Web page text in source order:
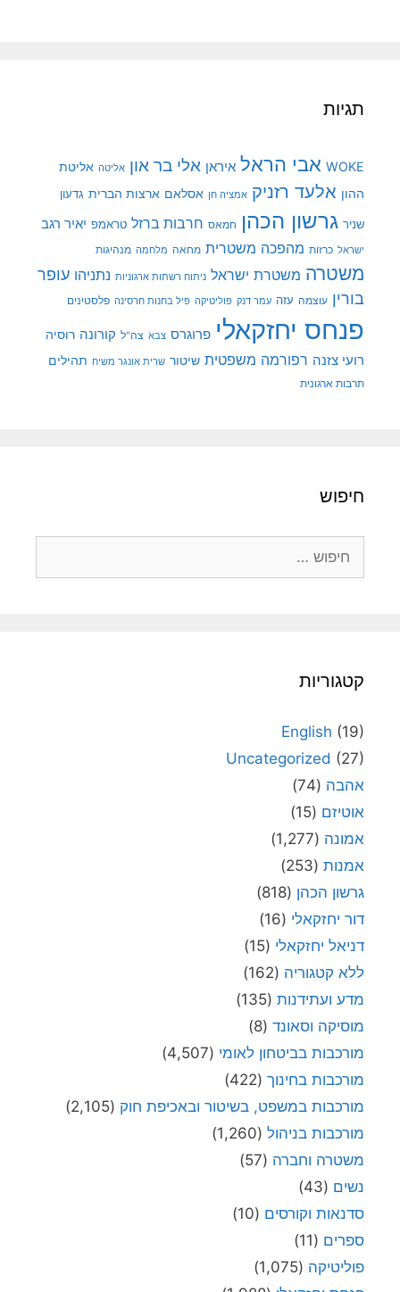
תגיות
WOKE אבי הראל איראן אלי בר און אליטה אליטת
ההון אלעד רזניק אמציה חן אסלאם ארצות הברית גדעון
שניר גרשון הכהן חמאס חרבות ברזל טראמפ יאיר רגב
ישראל כרזות מהפכה משטרית מחאה מלחמה מנהיגות
משטרה משטרת ישראל ניתוח רשתות ארגוניות נתניהו עופר
בורין עוצמה עזה עמר דנק פוליטיקה פיל בחנות חרסינה פלסטינים
פנחס יחזקאלי פרוגרס צבא צה"ל קורונה רוסיה
רועי צזנה רפורמה משפטית שיטור שרית אונגר משיח תהילים
תרבות ארגונית
חיפוש
קטגוריות
English (19)
Uncategorized (27)
אהבה (74)
אוטיזם (15)
אמונה (1,277)
אמנות (253)
גרשון הכהן (818)
דור יחזקאלי (16)
דניאל יחזקאלי (15)
ללא קטגוריה (162)
מדע ועתידנות (135)
מוסיקה וסאונד (8)
מורכבות בביטחון לאומי (4,507)
מורכבות בחינוך (422)
מורכבות במשפט, בשיטור ובאכיפת חוק (2,105)
מורכבות בניהול (1,260)
משטרה וחברה (57)
נשים (43)
סדנאות וקורסים (10)
ספרים (11)
פוליטיקה (1,075)